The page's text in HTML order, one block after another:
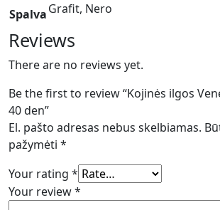
SpalvaGrafit, Nero
Reviews
There are no reviews yet.
Be the first to review “Kojinės ilgos
40 den”
El. pašto adresas nebus skelbiamas.
pažymėti *
Your rating *
Your review*